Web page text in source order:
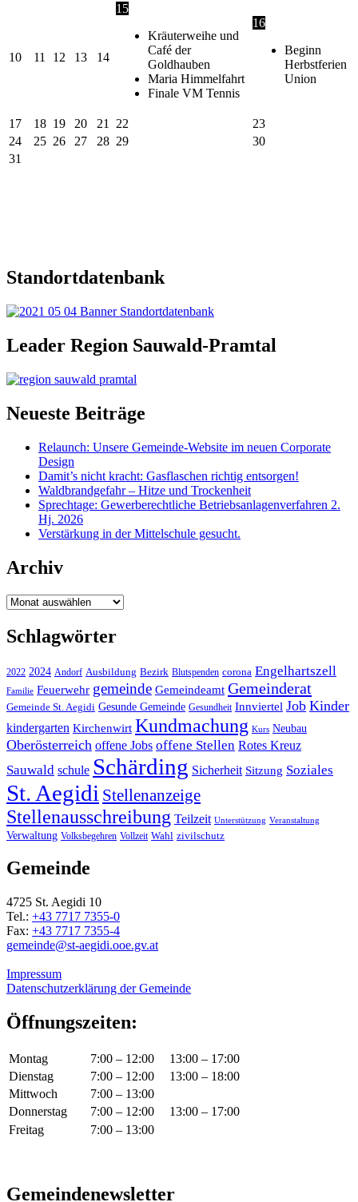
10 11 12 13 14
15
Kräuterweihe und
Café der
Goldhauben
Maria Himmelfahrt
Finale VM Tennis
16
Beginn
Herbstferien
Union
17 18 19 20 21 22
23
24
25 26 27 28 29
30
31
Standortdatenbank
Leader Region Sauwald-Pramtal
Neueste Beiträge
Relaunch: Unsere Gemeinde-Website im neuen Corporate
Design
Damit’s nicht kracht: Gasflaschen richtig entsorgen!
Waldbrandgefahr – Hitze und Trockenheit
Sprechtage: Gewerberechtliche Betriebsanlagenverfahren 2.
Hj. 2026
Verstärkung in der Mittelschule gesucht.
Archiv
Archiv
Schlagwörter
2022 2024 Andorf Ausbildung Bezirk Blutspenden corona Engelhartszell
Familie Feuerwehr gemeinde Gemeindeamt Gemeinderat
Gemeinde St. Aegidi Gesunde Gemeinde Gesundheit Innviertel Job Kinder
kindergarten Kirchenwirt Kundmachung Kurs Neubau
Oberösterreich offene Jobs offene Stellen Rotes Kreuz
Sauwald schule Schärding Sicherheit Sitzung Soziales
St. Aegidi Stellenanzeige
Stellenausschreibung Teilzeit Unterstützung Veranstaltung
Verwaltung Volksbegehren Vollzeit Wahl zivilschutz
Gemeinde
4725 St. Aegidi 10
Tel.: +43 7717 7355-0
Fax: +43 7717 7355-4
gemeinde@st-aegidi.ooe.gv.at
Impressum
Datenschutzerklärung der Gemeinde
Öffnungszeiten:
Montag 7:00 – 12:00
13:00 – 17:00
Dienstag
7:00 – 12:00
13:00 – 18:00
Mittwoch
7:00 – 13:00
Donnerstag
7:00 – 12:00
13:00 – 17:00
Freitag
7:00 – 13:00
Gemeindenewsletter